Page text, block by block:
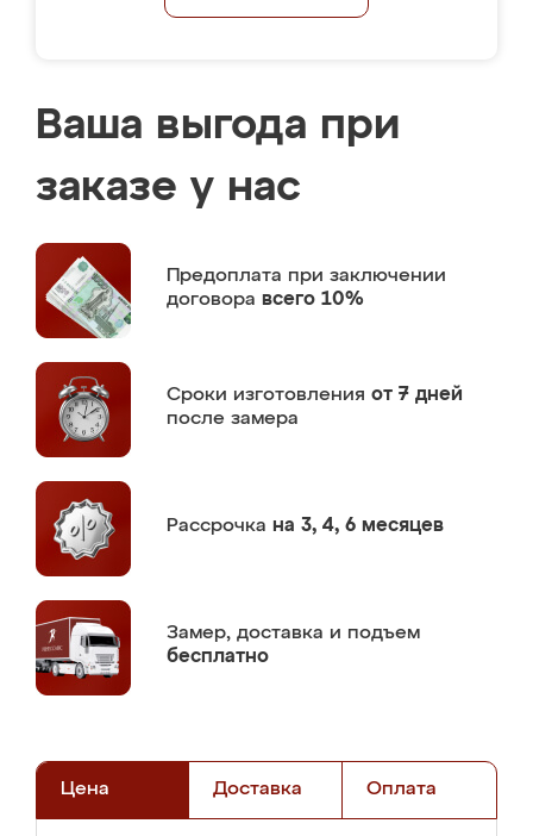
Ваша выгода при
заказе у нас
Предоплата при заключении
договора всего 10%
Сроки изготовления от 7 дней
после замера
Рассрочка на 3, 4, 6 месяцев
Замер, доставка и подъем
бесплатно
Цена Доставка Оплата